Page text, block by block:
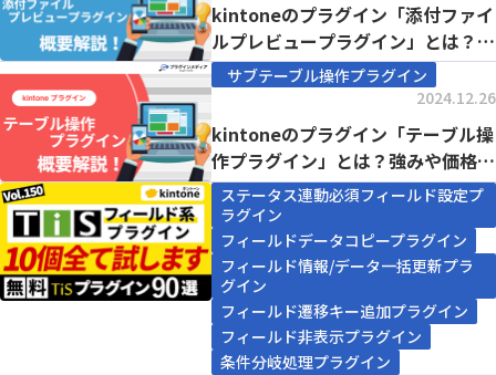
kintoneのプラグイン「添付ファイ
ルプレビュープラグイン」とは？強
みや価格、...
サブテーブル操作プラグイン
2024.12.26
kintoneのプラグイン「テーブル操
作プラグイン」とは？強みや価格、
導入事例ま...
ステータス連動必須フィールド設定プ
ラグイン
フィールドデータコピープラグイン
フィールド情報/データ一括更新プラ
グイン
フィールド遷移キー追加プラグイン
フィールド非表示プラグイン
条件分岐処理プラグイン